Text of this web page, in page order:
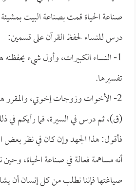
صناعة الحياة قمت بصناعة البيت
درس للنساء لحفظ القرآن على قسمين:
1- النساء الكبيرات، وأول شيء
تفسيرها.
2- الأخوات وزوجات إخوتي،
(ق)، ثم درس في السيرة، فما رأيكم في
فأقول: هذا الجهد وإن كان في نظر بعض
أنه مساهمة فعالة في صناعة الحياة،
صياغتها فإننا نطلب من كل إنسان أن